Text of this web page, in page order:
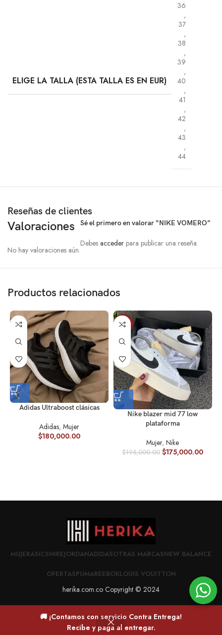
🚚 ¡Contamos con servicio Contra Entrega!
Recibe y paga al entregar.
ELIGE LA TALLA (ESTA TALLA ES EN EUR)
36
,
37
,
38
,
39
,
40
,
41
,
42
,
43
,
44
Reseñas de clientes
Valoraciones
No hay valoraciones aún.
Sé el primero en valorar “NIKE VOMERO”
Debesacceder para publicar una reseña.
Productos relacionados
Adidas Ultraboost clásicas
Adidas, Mujer
$180,000.00
-10%
Nike blazer mid 77 low
plataforma
Mujer,Nike
$195,000.00 $175,000.00
MUJERASICSNIKEJORDANADIDASOTRAS MARCASNEW BALANCE
OFERTASPUMAREEBOKLOUIS VOUITTON
herika.com.co Copyright © 2024